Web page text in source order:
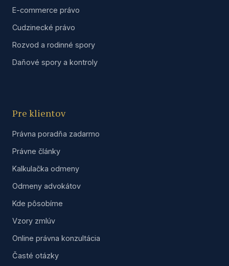
E-commerce právo
Cudzinecké právo
Rozvod a rodinné spory
Daňové spory a kontroly
Pre klientov
Právna poradňa zadarmo
Právne články
Kalkulačka odmeny
Odmeny advokátov
Kde pôsobíme
Vzory zmlúv
Online právna konzultácia
Časté otázky